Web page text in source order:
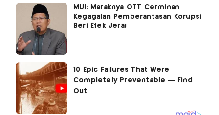
MUI: Maraknya OTT Cerminan
Kegagalan Pemberantasan Korupsi
Beri Efek Jera!